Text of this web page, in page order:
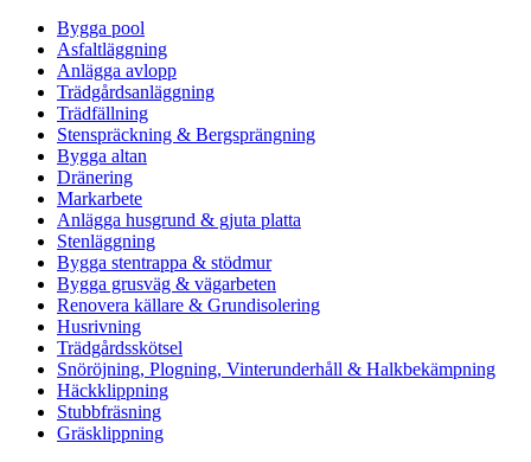
Bygga pool
Asfaltläggning
Anlägga avlopp
Trädgårdsanläggning
Trädfällning
Stenspräckning & Bergsprängning
Bygga altan
Dränering
Markarbete
Anlägga husgrund & gjuta platta
Stenläggning
Bygga stentrappa & stödmur
Bygga grusväg & vägarbeten
Renovera källare & Grundisolering
Husrivning
Trädgårdsskötsel
Snöröjning, Plogning, Vinterunderhåll & Halkbekämpning
Häckklippning
Stubbfräsning
Gräsklippning